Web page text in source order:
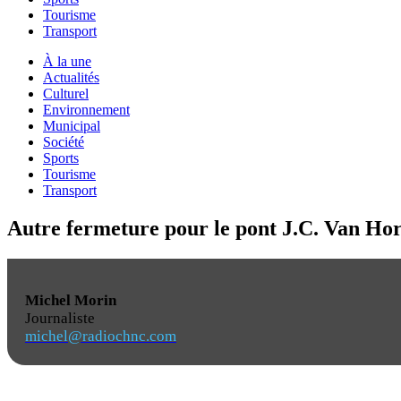
Tourisme
Transport
À la une
Actualités
Culturel
Environnement
Municipal
Société
Sports
Tourisme
Transport
Autre fermeture pour le pont J.C. Van
Michel Morin
Journaliste
michel@radiochnc.com